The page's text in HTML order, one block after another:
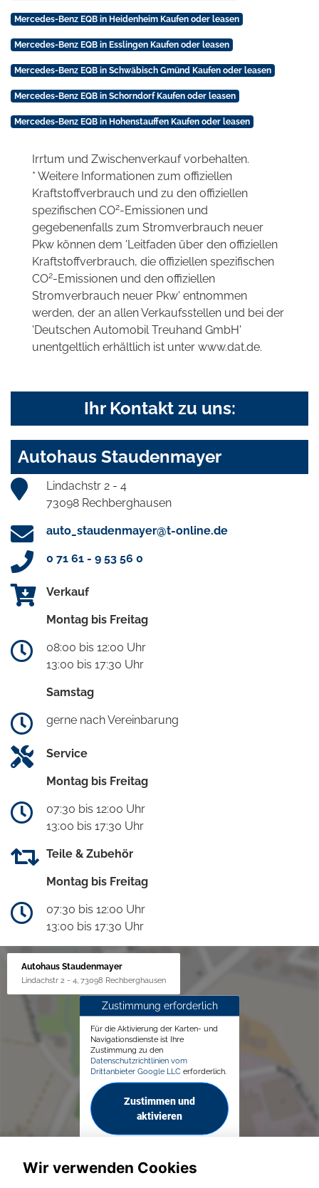
Mercedes-Benz EQB in Heidenheim Kaufen oder leasen
Mercedes-Benz EQB in Esslingen Kaufen oder leasen
Mercedes-Benz EQB in Schwäbisch Gmünd Kaufen oder leasen
Mercedes-Benz EQB in Schorndorf Kaufen oder leasen
Mercedes-Benz EQB in Hohenstauffen Kaufen oder leasen
Irrtum und Zwischenverkauf vorbehalten.
* Weitere Informationen zum offiziellen
Kraftstoffverbrauch und zu den offiziellen
spezifischen CO2-Emissionen und
gegebenenfalls zum Stromverbrauch neuer
Pkw können dem 'Leitfaden über den offiziellen
Kraftstoffverbrauch, die offiziellen spezifischen
CO2-Emissionen und den offiziellen
Stromverbrauch neuer Pkw' entnommen
werden, der an allen Verkaufsstellen und bei der
'Deutschen Automobil Treuhand GmbH'
unentgeltlich erhältlich ist unter www.dat.de.
Ihr Kontakt zu uns:
Autohaus Staudenmayer
Lindachstr 2 - 4
73098 Rechberghausen
auto_staudenmayer@t-online.de
0 71 61 - 9 53 56 0
Verkauf
Montag bis Freitag
08:00 bis 12:00 Uhr
13:00 bis 17:30 Uhr
Samstag
gerne nach Vereinbarung
Service
Montag bis Freitag
07:30 bis 12:00 Uhr
13:00 bis 17:30 Uhr
Teile & Zubehör
Montag bis Freitag
07:30 bis 12:00 Uhr
13:00 bis 17:30 Uhr
Autohaus Staudenmayer
Lindachstr 2 - 4, 73098 Rechberghausen
Zustimmung erforderlich
Für die Aktivierung der Karten- und
Navigationsdienste ist Ihre
Zustimmung zu den
Datenschutzrichtlinien vom
Drittanbieter Google LLC erforderlich.
Zustimmen und
aktivieren
Wir verwenden Cookies